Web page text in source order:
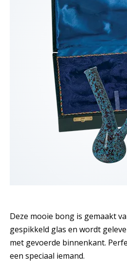
Deze mooie bong is gemaakt
gespikkeld glas en wordt
met gevoerde binnenkant.
een speciaal iemand.